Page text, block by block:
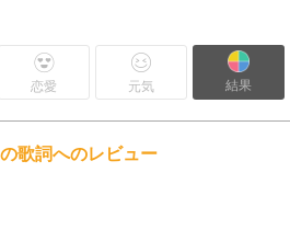
恋愛 元気 結果
歌詞へのレビュー